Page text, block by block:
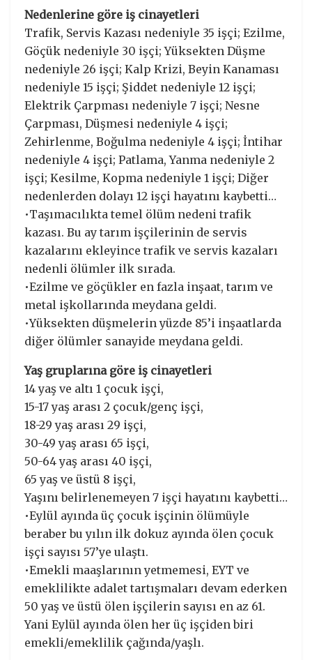
Nedenlerine göre iş cinayetleri
Trafik, Servis Kazası nedeniyle 35 işçi; Ezilme,
Göçük nedeniyle 30 işçi; Yüksekten Düşme
nedeniyle 26 işçi; Kalp Krizi, Beyin Kanaması
nedeniyle 15 işçi; Şiddet nedeniyle 12 işçi;
Elektrik Çarpması nedeniyle 7 işçi; Nesne
Çarpması, Düşmesi nedeniyle 4 işçi;
Zehirlenme, Boğulma nedeniyle 4 işçi; İntihar
nedeniyle 4 işçi; Patlama, Yanma nedeniyle 2
işçi; Kesilme, Kopma nedeniyle 1 işçi; Diğer
nedenlerden dolayı 12 işçi hayatını kaybetti…
•Taşımacılıkta temel ölüm nedeni trafik
kazası. Bu ay tarım işçilerinin de servis
kazalarını ekleyince trafik ve servis kazaları
nedenli ölümler ilk sırada.
•Ezilme ve göçükler en fazla inşaat, tarım ve
metal işkollarında meydana geldi.
•Yüksekten düşmelerin yüzde 85’i inşaatlarda
diğer ölümler sanayide meydana geldi.
Yaş gruplarına göre iş cinayetleri
14 yaş ve altı 1 çocuk işçi,
15-17 yaş arası 2 çocuk/genç işçi,
18-29 yaş arası 29 işçi,
30-49 yaş arası 65 işçi,
50-64 yaş arası 40 işçi,
65 yaş ve üstü 8 işçi,
Yaşını belirlenemeyen 7 işçi hayatını kaybetti…
•Eylül ayında üç çocuk işçinin ölümüyle
beraber bu yılın ilk dokuz ayında ölen çocuk
işçi sayısı 57’ye ulaştı.
•Emekli maaşlarının yetmemesi, EYT ve
emeklilikte adalet tartışmaları devam ederken
50 yaş ve üstü ölen işçilerin sayısı en az 61.
Yani Eylül ayında ölen her üç işçiden biri
emekli/emeklilik çağında/yaşlı.